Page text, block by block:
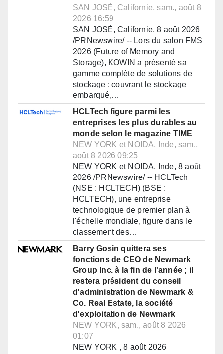
SAN JOSÉ, Californie, sam., août 8
2026 16:59
SAN JOSÉ, Californie, 8 août 2026
/PRNewswire/ -- Lors du salon FMS
2026 (Future of Memory and
Storage), KOWIN a présenté sa
gamme complète de solutions de
stockage : couvrant le stockage
embarqué,…
HCLTech figure parmi les
entreprises les plus durables au
monde selon le magazine TIME
NEW YORK et NOIDA, Inde, sam.,
août 8 2026 09:25
NEW YORK et NOIDA, Inde, 8 août
2026 /PRNewswire/ -- HCLTech
(NSE : HCLTECH) (BSE :
HCLTECH), une entreprise
technologique de premier plan à
l'échelle mondiale, figure dans le
classement des…
Barry Gosin quittera ses
fonctions de CEO de Newmark
Group Inc. à la fin de l'année ; il
restera président du conseil
d'administration de Newmark &
Co. Real Estate, la société
d'exploitation de Newmark
NEW YORK, sam., août 8 2026
01:07
NEW YORK , 8 août 2026